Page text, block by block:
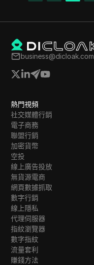
business@dicloak.com
熱門視頻
社交媒體行銷
電子商務
聯盟行銷
加密貨幣
空投
線上廣告投放
無貨源電商
網頁數據抓取
數字行銷
線上隱私
代理伺服器
指紋瀏覽器
數字指紋
流量套利
賺錢方法